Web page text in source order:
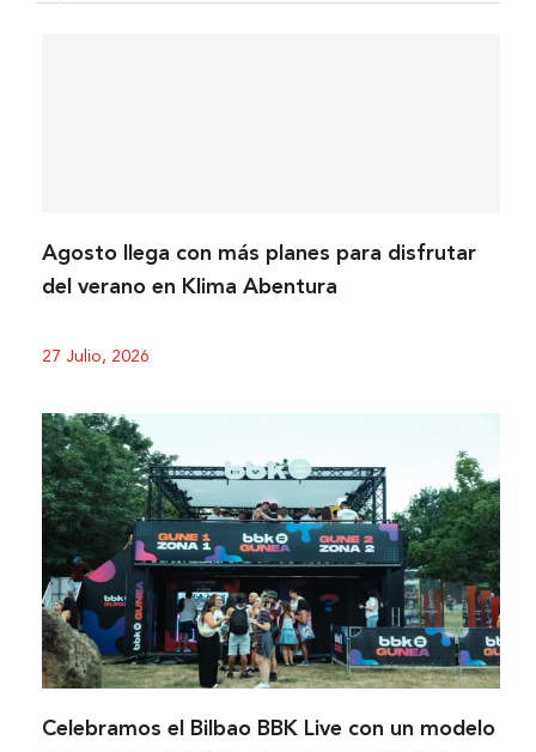
Agosto llega con más planes para disfrutar
del verano en Klima Abentura
27 Julio, 2026
Celebramos el Bilbao BBK Live con un modelo